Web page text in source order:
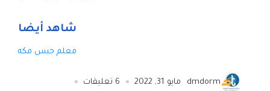
شاهد أيضا
معلم جبس مكه
dmdorm مايو 31, 2022 6 تعليقات